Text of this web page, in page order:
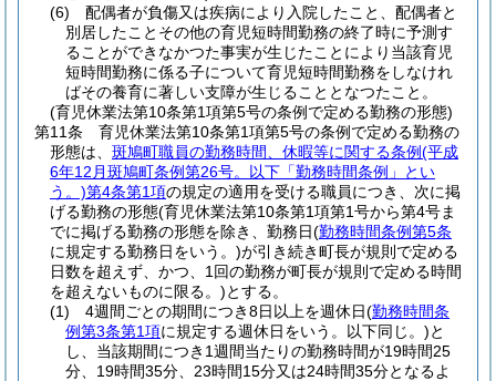
(6)
配偶者が負傷又は疾病により入院したこと、配偶者と
別居したことその他の育児短時間勤務の終了時に予測す
ることができなかつた事実が生じたことにより当該育児
短時間勤務に係る子について育児短時間勤務をしなけれ
ばその養育に著しい支障が生じることとなつたこと。
(育児休業法第10条第1項第5号の条例で定める勤務の形態)
第11条
育児休業法第10条第1項第5号の条例で定める勤務の
形態は、 斑鳩町職員の勤務時間、休暇等に関する条例(平成
6年12月斑鳩町条例第26号。以下「勤務時間条例」とい
う。)第4条第1項の規定の適用を受ける職員につき、次に掲
げる勤務の形態(育児休業法第10条第1項第1号から第4号ま
でに掲げる勤務の形態を除き、勤務日(勤務時間条例第5条
に規定する勤務日をいう。)が引き続き町長が規則で定める
日数を超えず、かつ、1回の勤務が町長が規則で定める時間
を超えないものに限る。)とする。
(1)
4週間ごとの期間につき8日以上を週休日(勤務時間条
例第3条第1項に規定する週休日をいう。以下同じ。)と
し、当該期間につき1週間当たりの勤務時間が19時間25
分、19時間35分、23時間15分又は24時間35分となるよ